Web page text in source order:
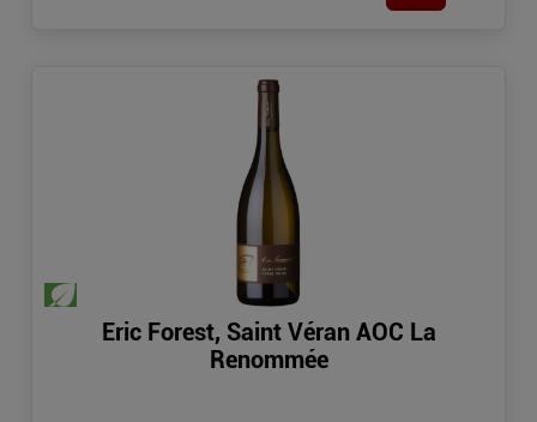
Eric Forest, Saint Véran AOC La
Renommée